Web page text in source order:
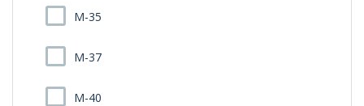
M-35
M-37
M-40